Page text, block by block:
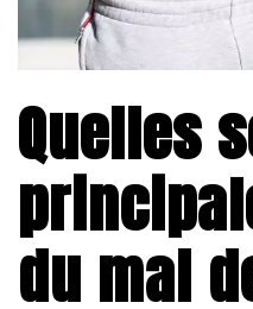
Quelles
du mal